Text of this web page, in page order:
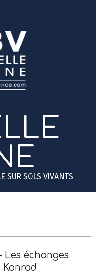
SUR SOLS VIVANTS
Les échanges
Konrad